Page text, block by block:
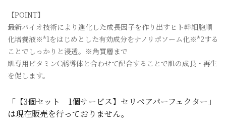
【POINT】
最新バイオ技術により進化した成長因子を作り出すヒト幹細胞順
化培養液※*1をはじめとした有効成分をナノリポソーム化※*2する
ことでしっかりと浸透。※角質層まで
肌専用ビタミンC誘導体と合わせて配合することで肌の成長・再生
を促します。
「【3個セット 1個サービス】セリペアパーフェクター」
は現在販売を行っておりません。